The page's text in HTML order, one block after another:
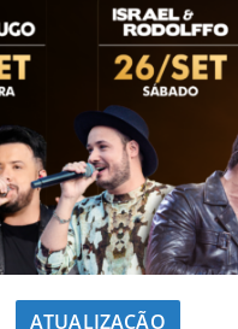
ATUALIZAÇÃO